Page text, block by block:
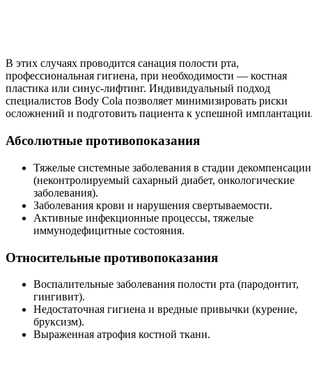
В этих случаях проводится санация полости рта,
профессиональная гигиена, при необходимости — костная
пластика или синус-лифтинг. Индивидуальный подход
специалистов Body Cola позволяет минимизировать риски
осложнений и подготовить пациента к успешной
Абсолютные противопоказания
Тяжелые системные заболевания в стадии декомпенсации
(неконтролируемый сахарный диабет, онкологические
заболевания).
Заболевания крови и нарушения свертываемости.
Активные инфекционные процессы, тяжелые
иммунодефицитные состояния.
Относительные противопоказания
Воспалительные заболевания полости рта (пародонтит,
гингивит).
Недостаточная гигиена и вредные привычки (курение,
бруксизм).
Выраженная атрофия костной ткани.